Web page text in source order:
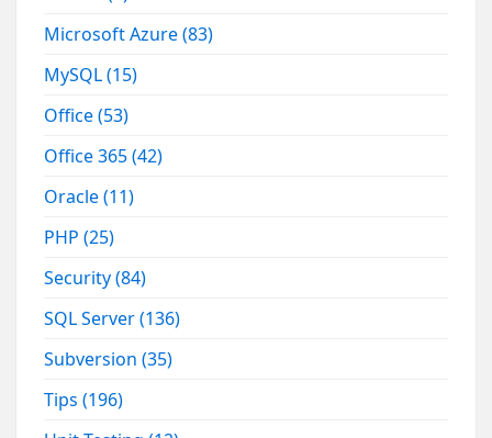
Microsoft Azure(83)
MySQL(15)
Office(53)
Office 365(42)
Oracle(11)
PHP(25)
Security(84)
SQL Server(136)
Subversion(35)
Tips(196)